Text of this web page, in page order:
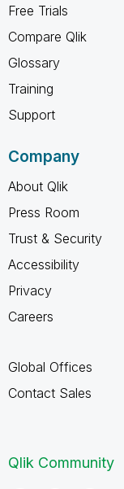
Free Trials
Compare Qlik
Glossary
Training
Support
Company
About Qlik
Press Room
Trust & Security
Accessibility
Privacy
Careers
Global Offices
Contact Sales
Qlik Community